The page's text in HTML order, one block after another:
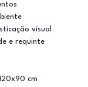
visual
e requinte
cm